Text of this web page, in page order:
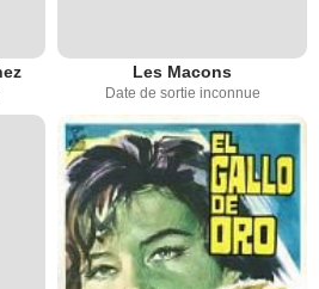
Les Macons
Date de sortie inconnue